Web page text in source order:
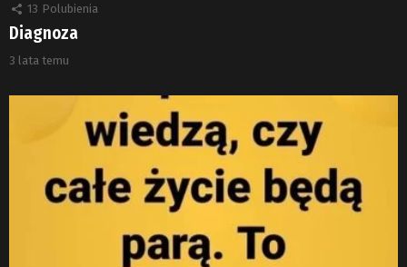
13 Polubienia
Diagnoza
3 lata temu